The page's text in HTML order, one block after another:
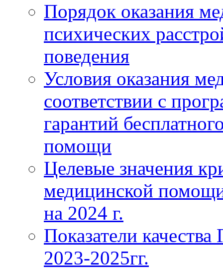
Порядок оказания
психических
поведения
Условия оказания
соответствии с
гарантий
помощи
Целевые значения
медицинской
на 2024 г.
Показатели
2023-2025гг.